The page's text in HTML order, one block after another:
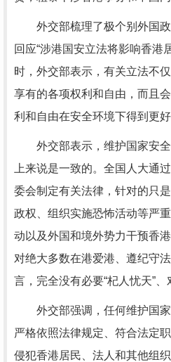
外交部梳理了极个别外国政
回应“涉港国安立法将影响香港
时，外交部表示，有关立法不
享有的各项权利和自由，而且
利和自由在安全环境下得到更好
外交部表示，维护国家安全
上来说是一致的。全国人大通
委会制定有关法律，针对的只
政权、组织实施恐怖活动等严
动以及外国和境外势力干预香
对绝大多数在港爱港、遵纪守
言，完全没有必要“杞人忧天”、
外交部强调，任何维护国家
严格依照法律规定、符合法定
侵犯香港居民、法人和其他组